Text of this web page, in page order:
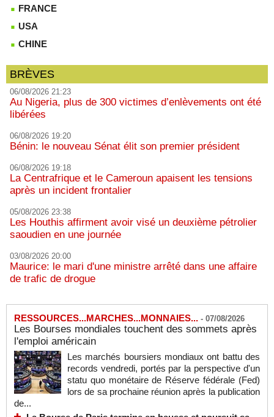
FRANCE
USA
CHINE
BRÈVES
06/08/2026 21:23
Au Nigeria, plus de 300 victimes d’enlèvements ont été
libérées
06/08/2026 19:20
Bénin: le nouveau Sénat élit son premier président
06/08/2026 19:18
La Centrafrique et le Cameroun apaisent les tensions
après un incident frontalier
05/08/2026 23:38
Les Houthis affirment avoir visé un deuxième pétrolier
saoudien en une journée
03/08/2026 20:00
Maurice: le mari d'une ministre arrêté dans une affaire
de trafic de drogue
RESSOURCES...MARCHES...MONNAIES... - 07/08/2026
Les Bourses mondiales touchent des sommets après
l'emploi américain
Les marchés boursiers mondiaux ont battu des
records vendredi, portés par la perspective d'un
statu quo monétaire de Réserve fédérale (Fed)
lors de sa prochaine réunion après la publication
de...